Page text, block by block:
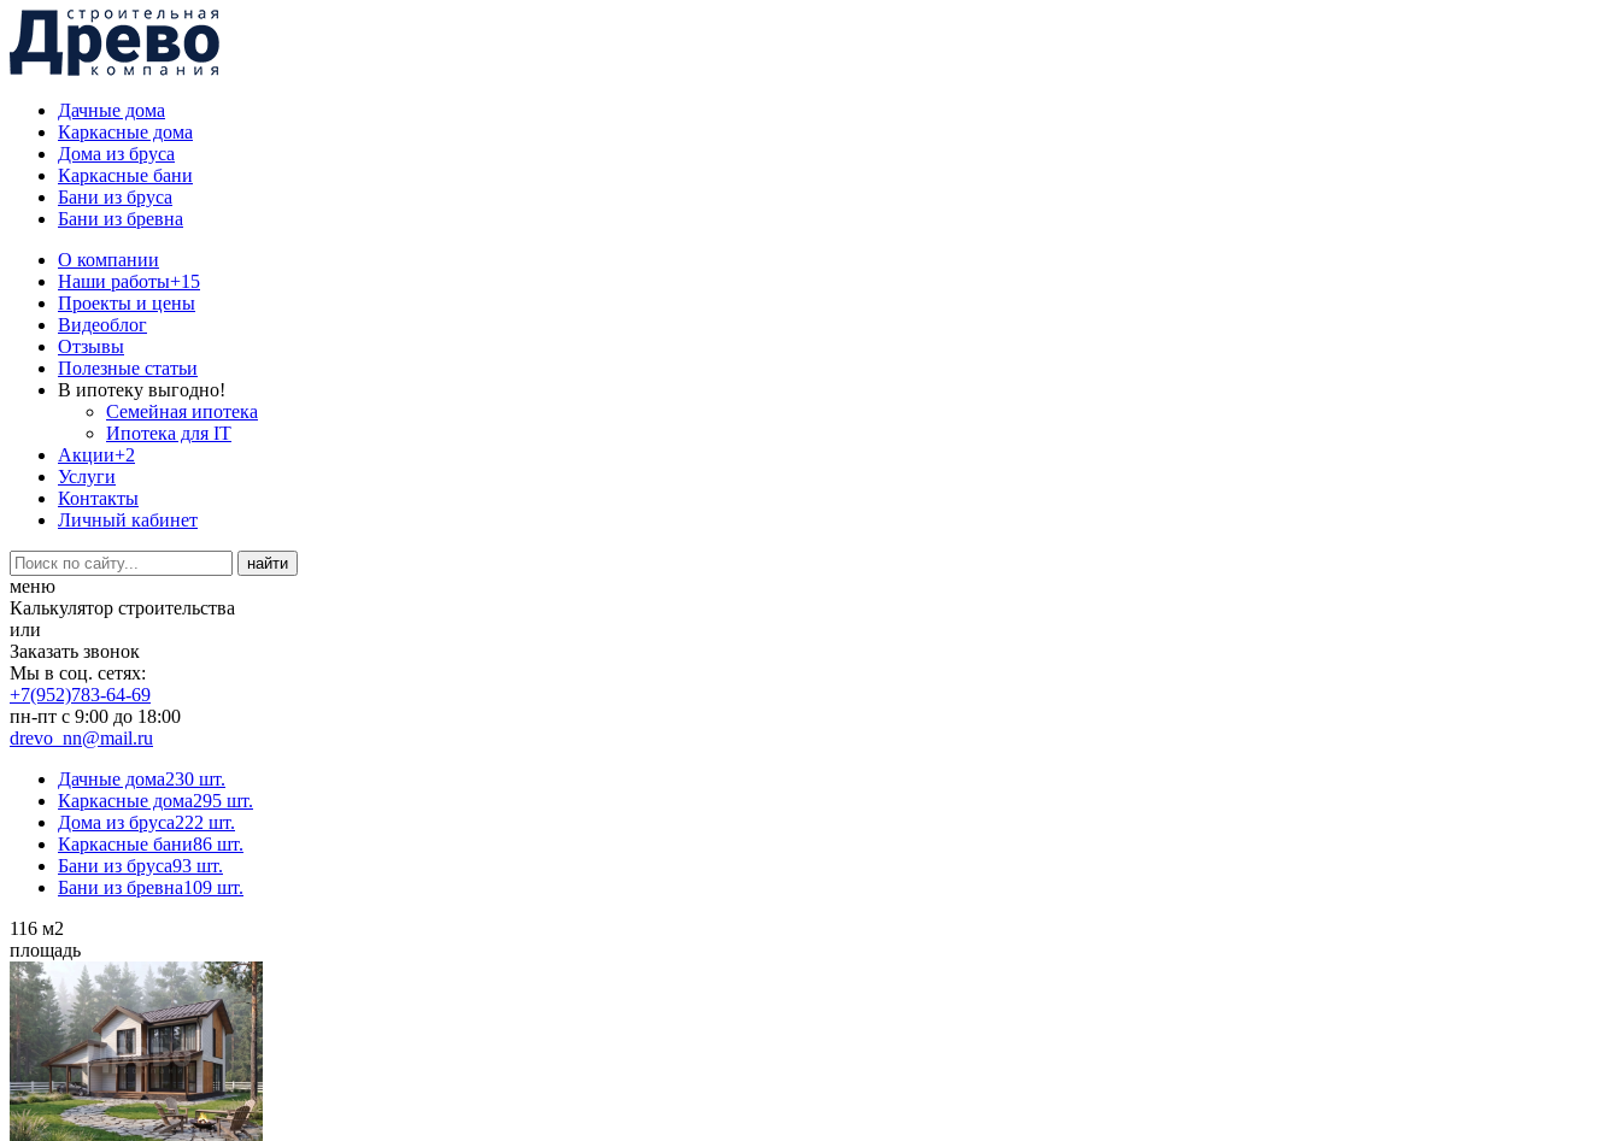
Дачные дома
Каркасные дома
Дома из бруса
Каркасные бани
Бани из бруса
Бани из бревна
О компании
Наши работы+15
Проекты и цены
Видеоблог
Отзывы
Полезные статьи
В ипотеку выгодно!
Семейная ипотека
Ипотека для IT
Акции+2
Услуги
Контакты
Личный кабинет
меню
Калькулятор строительства
или
Заказать звонок
Мы в соц. сетях:
+7(952)783-64-69
пн-пт с 9:00 до 18:00
drevo_nn@mail.ru
Дачные дома230 шт.
Каркасные дома295 шт.
Дома из бруса222 шт.
Каркасные бани86 шт.
Бани из бруса93 шт.
Бани из бревна109 шт.
116 м2
площадь